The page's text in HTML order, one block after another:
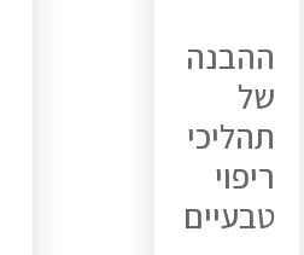
ההבנה
של
תהליכי
ריפוי
טבעיים